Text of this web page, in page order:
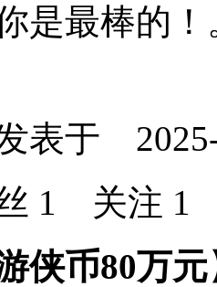
是最棒的！
于 2025-
1 关注 1
侠币80万元